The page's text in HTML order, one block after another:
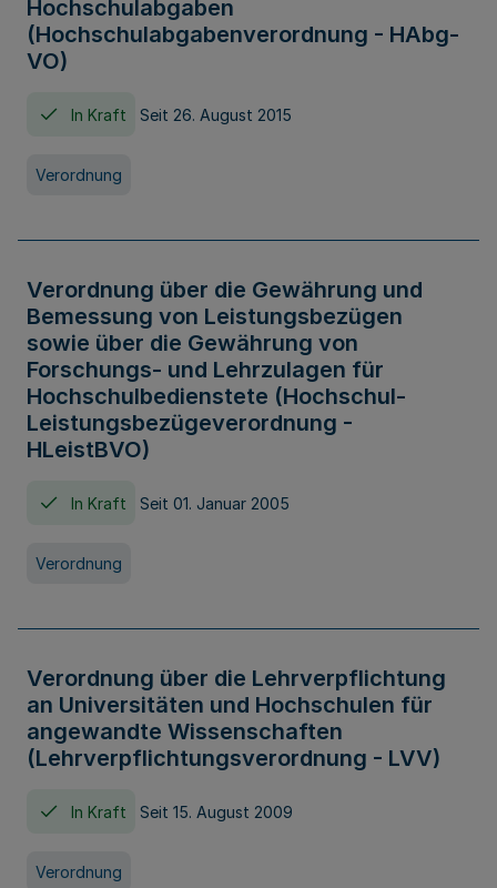
Hochschulabgaben
(Hochschulabgabenverordnung - HAbg-
VO)
In Kraft Seit 26. August 2015
Verordnung
Verordnung über die Gewährung und
Bemessung von Leistungsbezügen
sowie über die Gewährung von
Forschungs- und Lehrzulagen für
Hochschulbedienstete (Hochschul-
Leistungsbezügeverordnung -
HLeistBVO)
In Kraft Seit 01. Januar 2005
Verordnung
Verordnung über die Lehrverpflichtung
an Universitäten und Hochschulen für
angewandte Wissenschaften
(Lehrverpflichtungsverordnung - LVV)
In Kraft Seit 15. August 2009
Verordnung